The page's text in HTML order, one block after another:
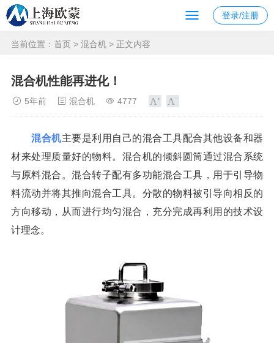
登录/注册
当前位置： 首页 > 混合机 > 正文内容
混合机性能再进化！
5年前 混合机 4777
混合机主要是利用自己的混合工具配合其他设备和器
材来处理质量好的物料。混合机的倾斜圆筒通过混合系统
与原料混合。混合转子配有多功能混合工具，用于引导物
料流动并将其推向混合工具。分散的物料被引导向相反的
方向移动，从而进行均匀混合，充分完成再利用的技术设
计理念。